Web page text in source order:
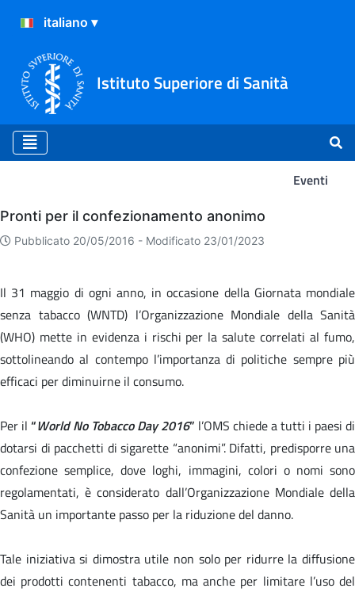
Istituto Superiore di Sanità
Eventi
Eventi
Pronti per il confezionamento anonimo
Pubblicato 20/05/2016 - Modificato 23/01/2023
Il 31 maggio di ogni anno, in occasione della Giornata mondiale
senza tabacco (WNTD) l’Organizzazione Mondiale della Sanità
(WHO) mette in evidenza i rischi per la salute correlati al fumo,
sottolineando al contempo l’importanza di politiche sempre più
efficaci per diminuirne il consumo.
Per il “World No Tobacco Day 2016” l’OMS chiede a tutti i paesi di
dotarsi di pacchetti di sigarette “anonimi”. Difatti, predisporre una
confezione semplice, dove loghi, immagini, colori o nomi sono
regolamentati, è considerato dall’Organizzazione Mondiale della
Sanità un importante passo per la riduzione del danno.
Tale iniziativa si dimostra utile non solo per ridurre la diffusione
dei prodotti contenenti tabacco, ma anche per limitare l’uso del